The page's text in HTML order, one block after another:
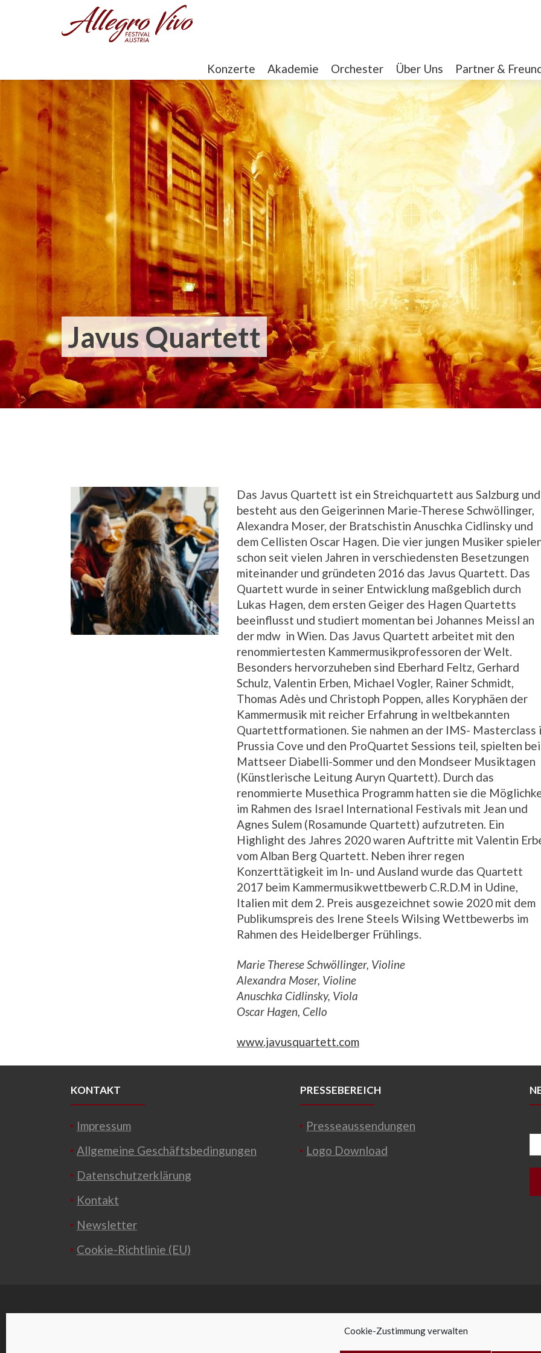
Cookie-Zustimmung verwalten
Konzerte Akademie Orchester Über Uns Partner &
Javus Quartett
Das Javus Quartett ist ein Streichquartett aus Salzburg und
besteht aus den Geigerinnen Marie-Therese Schwöllinger,
Alexandra Moser, der Bratschistin Anuschka Cidlinsky und
dem Cellisten Oscar Hagen. Die vier jungen Musiker
schon seit vielen Jahren in verschiedensten Besetzungen
miteinander und gründeten 2016 das Javus Quartett. Das
Quartett wurde in seiner Entwicklung maßgeblich durch
Lukas Hagen, dem ersten Geiger des Hagen Quartetts
beeinflusst und studiert momentan bei Johannes Meissl an
der mdw in Wien. Das Javus Quartett arbeitet mit den
renommiertesten Kammermusikprofessoren der Welt.
Besonders hervorzuheben sind Eberhard Feltz, Gerhard
Schulz, Valentin Erben, Michael Vogler, Rainer Schmidt,
Thomas Adès und Christoph Poppen, alles Koryphäen der
Kammermusik mit reicher Erfahrung in weltbekannten
Quartettformationen. Sie nahmen an der IMS- Masterclass
Prussia Cove und den ProQuartet Sessions teil, spielten
Mattseer Diabelli-Sommer und den Mondseer Musiktagen
(Künstlerische Leitung Auryn Quartett). Durch das
renommierte Musethica Programm hatten sie die
im Rahmen des Israel International Festivals mit Jean und
Agnes Sulem (Rosamunde Quartett) aufzutreten. Ein
Highlight des Jahres 2020 waren Auftritte mit Valentin
vom Alban Berg Quartett. Neben ihrer regen
Konzerttätigkeit im In- und Ausland wurde das Quartett
2017 beim Kammermusikwettbewerb C.R.D.M in Udine,
Italien mit dem 2. Preis ausgezeichnet sowie 2020 mit dem
Publikumspreis des Irene Steels Wilsing Wettbewerbs im
Rahmen des Heidelberger Frühlings.
Marie Therese Schwöllinger, Violine
Alexandra Moser, Violine
Anuschka Cidlinsky, Viola
Oscar Hagen, Cello
www.javusquartett.com
KONTAKT
Impressum
Allgemeine Geschäftsbedingungen
Datenschutzerklärung
Kontakt
Newsletter
Cookie-Richtlinie (EU)
PRESSEBEREICH
Presseaussendungen
Logo Download